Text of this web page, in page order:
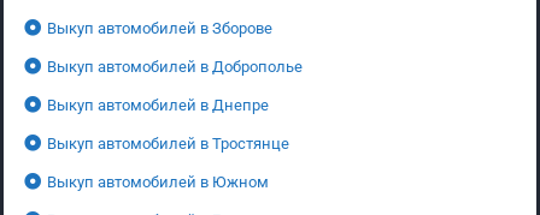
Выкуп автомобилей в Зборове
Выкуп автомобилей в Доброполье
Выкуп автомобилей в Днепре
Выкуп автомобилей в Тростянце
Выкуп автомобилей в Южном